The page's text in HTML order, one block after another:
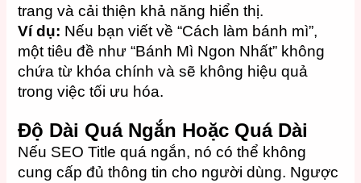
trang và cải thiện khả năng hiển thị.
Ví dụ: Nếu bạn viết về “Cách làm bánh mì”,
một tiêu đề như “Bánh Mì Ngon Nhất” không
chứa từ khóa chính và sẽ không hiệu quả
trong việc tối ưu hóa.
Độ Dài Quá Ngắn Hoặc Quá Dài
Nếu SEO Title quá ngắn, nó có thể không
cung cấp đủ thông tin cho người dùng. Ngược